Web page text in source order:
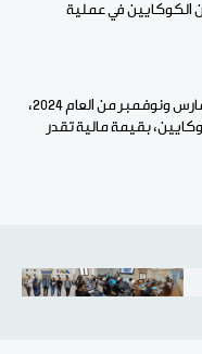
643 كيلوغراما من الكوكايين في عملية
وتشير إحصائية سنغالية، إلى أنه بين شهري مارس ونوفمبر من العام 2024،
من الكوكايين، بقيمة مالية تقدر